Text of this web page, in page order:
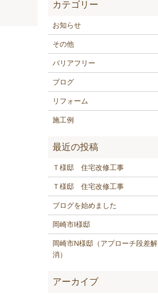
お知らせ
その他
バリアフリー
ブログ
リフォーム
施工例
Ｔ様邸 住宅改修工事
Ｔ様邸 住宅改修工事
ブログを始めました
岡崎市I様邸
岡崎市N様邸（アプローチ段差解
消）